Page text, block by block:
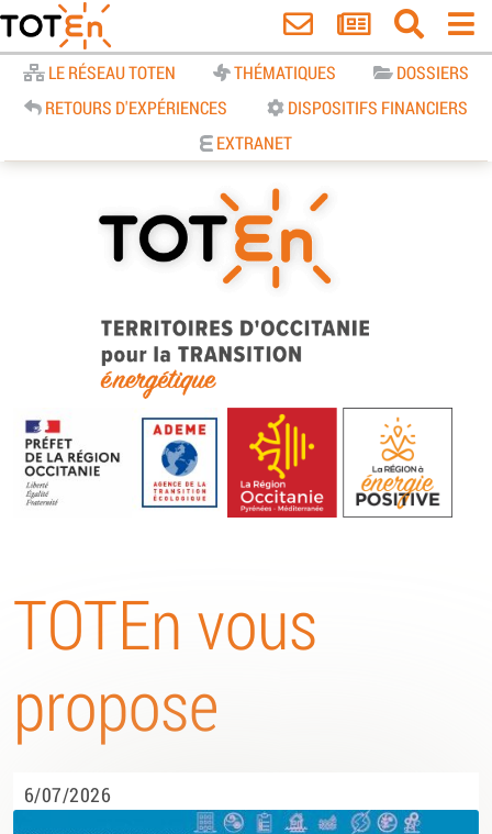
LE RÉSEAU TOTEN THÉMATIQUES
DOSSIERS
RETOURS D'EXPÉRIENCES
DISPOSITIFS FINANCIERS
EXTRANET
TOTEn Occitanie | Territoires
d’Occitanie pour la Transition
Energétique
TOTEn vous
propose
6/07/2026